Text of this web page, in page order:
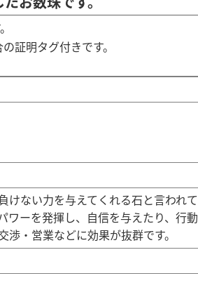
証明タグ付きです。
けない力を与えてくれる石と言われて
ワーを発揮し、自信を与えたり、行動
・営業などに効果が抜群です。